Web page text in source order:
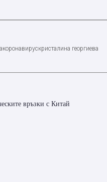
коронавирускристалина георгиева
връзки с Китай